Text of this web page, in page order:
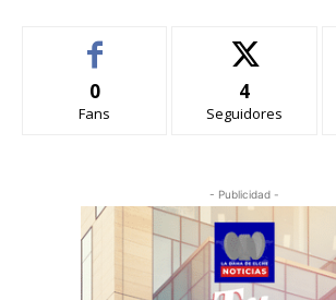
0
Fans
4
Seguidores
- Publicidad -